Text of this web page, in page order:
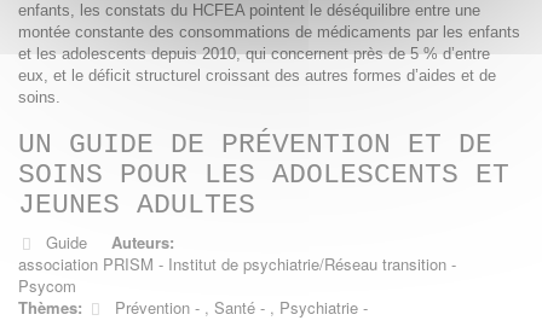
enfants, les constats du HCFEA pointent le déséquilibre entre une
montée constante des consommations de médicaments par les enfants
et les adolescents depuis 2010, qui concernent près de 5 % d’entre
eux, et le déficit structurel croissant des autres formes d’aides et de
soins.
UN GUIDE DE PRÉVENTION ET DE
SOINS POUR LES ADOLESCENTS ET
JEUNES ADULTES
Guide
Auteurs:
association PRISM - Institut de psychiatrie/Réseau transition -
Psycom
Thèmes:
Prévention , Santé , Psychiatrie